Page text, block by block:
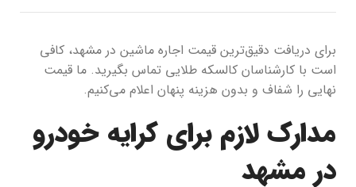
برای دریافت دقیق‌ترین قیمت اجاره ماشین در مشهد، کافی
است با کارشناسان کالسکه طلایی تماس بگیرید. ما قیمت
نهایی را شفاف و بدون هزینه پنهان اعلام می‌کنیم.
مدارک لازم برای کرایه خودرو
در مشهد